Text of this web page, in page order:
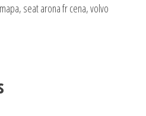
seat arona fr cena, volvo